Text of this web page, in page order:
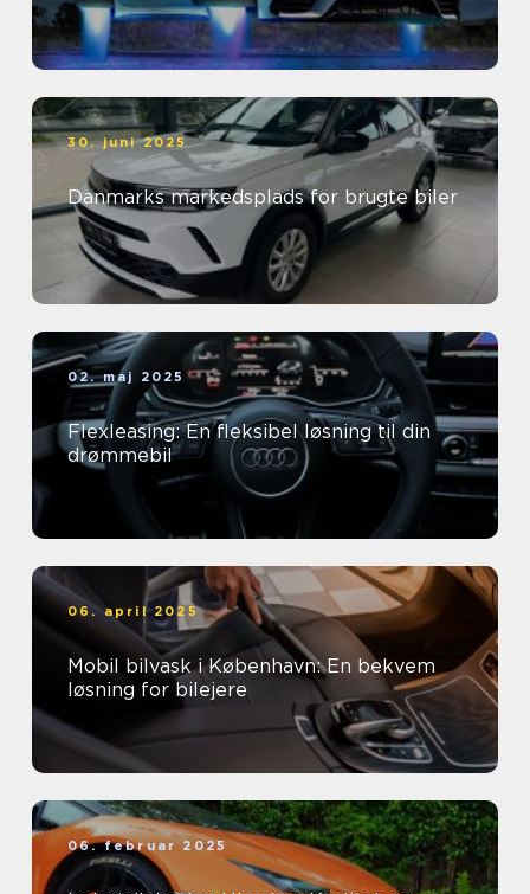
30. juni 2025
Danmarks markedsplads for brugte biler
02. maj 2025
Flexleasing: En fleksibel løsning til din
drømmebil
06. april 2025
Mobil bilvask i København: En bekvem
løsning for bilejere
06. februar 2025